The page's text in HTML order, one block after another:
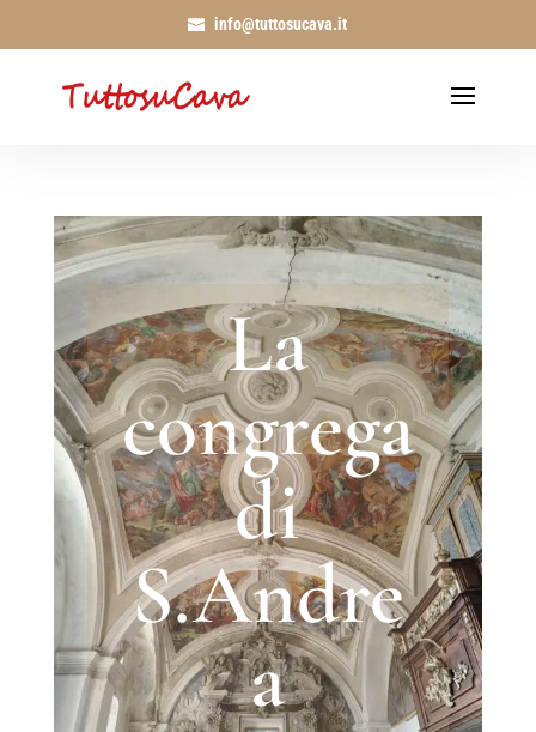
info@tuttosucava.it
La
congrega
di
S.Andre
a